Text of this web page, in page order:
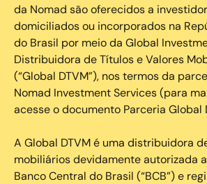
da Nomad são oferecidos a
domiciliados ou incorporados na
do Brasil por meio da Global
Distribuidora de Títulos e Valores
(“Global DTVM”), nos termos da
Nomad Investment Services (para
acesse o documento Parceria Global
A Global DTVM é uma distribuidora
mobiliários devidamente autorizada
Banco Central do Brasil (“BCB”) e